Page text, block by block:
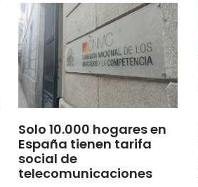
Solo 10.000 hogares en
España tienen tarifa
social de
telecomunicaciones